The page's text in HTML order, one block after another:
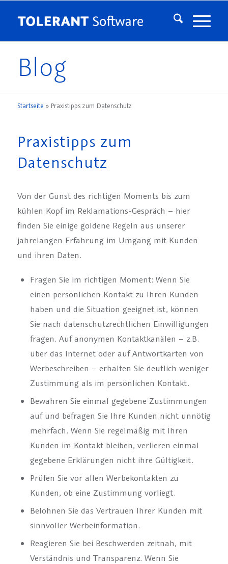
Blog
Startseite » Praxistipps zum Datenschutz
Praxistipps zum
Datenschutz
Von der Gunst des richtigen Moments bis zum
kühlen Kopf im Reklamations-Gespräch – hier
finden Sie einige goldene Regeln aus unserer
jahrelangen Erfahrung im Umgang mit Kunden
und ihren Daten.
Fragen Sie im richtigen Moment: Wenn Sie
einen persönlichen Kontakt zu Ihren Kunden
haben und die Situation geeignet ist, können
Sie nach datenschutzrechtlichen Einwilligungen
fragen. Auf anonymen Kontaktkanälen – z.B.
über das Internet oder auf Antwortkarten von
Werbeschreiben – erhalten Sie deutlich weniger
Zustimmung als im persönlichen Kontakt.
Bewahren Sie einmal gegebene Zustimmungen
auf und befragen Sie Ihre Kunden nicht unnötig
mehrfach. Wenn Sie regelmäßig mit Ihren
Kunden im Kontakt bleiben, verlieren einmal
gegebene Erklärungen nicht ihre Gültigkeit.
Prüfen Sie vor allen Werbekontakten zu
Kunden, ob eine Zustimmung vorliegt.
Belohnen Sie das Vertrauen Ihrer Kunden mit
sinnvoller Werbeinformation.
Reagieren Sie bei Beschwerden zeitnah, mit
Verständnis und Transparenz. Wenn Sie